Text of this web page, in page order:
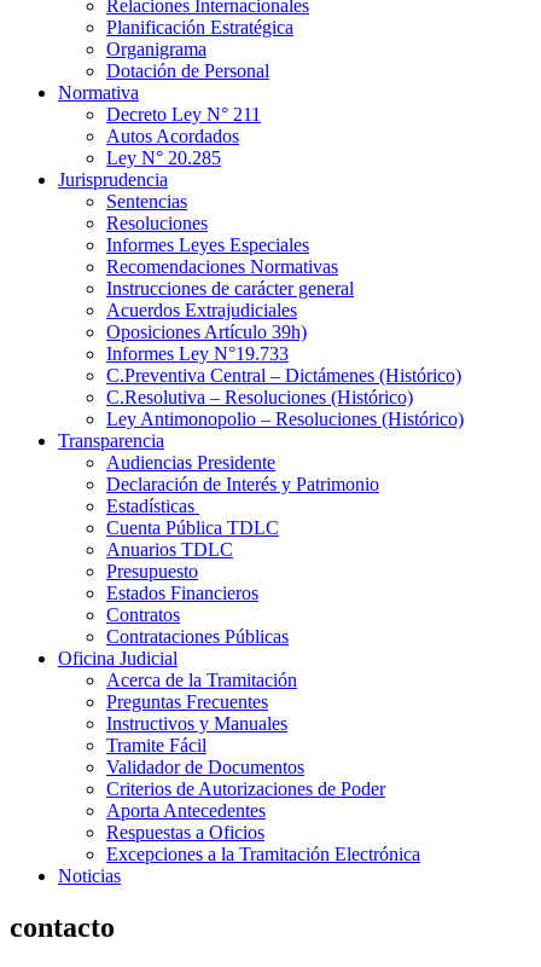
Relaciones Internacionales
Planificación Estratégica
Organigrama
Dotación de Personal
Normativa
Decreto Ley N° 211
Autos Acordados
Ley N° 20.285
Jurisprudencia
Sentencias
Resoluciones
Informes Leyes Especiales
Recomendaciones Normativas
Instrucciones de carácter general
Acuerdos Extrajudiciales
Oposiciones Artículo 39h)
Informes Ley N°19.733
C.Preventiva Central – Dictámenes (Histórico)
C.Resolutiva – Resoluciones (Histórico)
Ley Antimonopolio – Resoluciones (Histórico)
Transparencia
Audiencias Presidente
Declaración de Interés y Patrimonio
Estadísticas
Cuenta Pública TDLC
Anuarios TDLC
Presupuesto
Estados Financieros
Contratos
Contrataciones Públicas
Oficina Judicial
Acerca de la Tramitación
Preguntas Frecuentes
Instructivos y Manuales
Tramite Fácil
Validador de Documentos
Criterios de Autorizaciones de Poder
Aporta Antecedentes
Respuestas a Oficios
Excepciones a la Tramitación Electrónica
Noticias
contacto